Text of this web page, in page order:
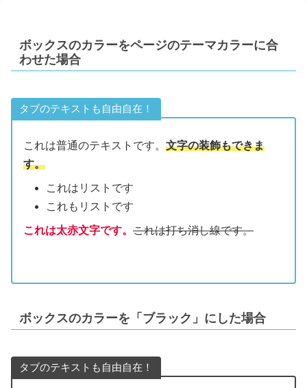
ボックスのカラーをページのテーマカラーに合
わせた場合
タブのテキストも自由自在！
これは普通のテキストです。 文字の装飾もできま
す。
これはリストです
これもリストです
これは太赤文字です。 これは打ち消し線です。
ボックスのカラーを「ブラック」にした場合
タブのテキストも自由自在！